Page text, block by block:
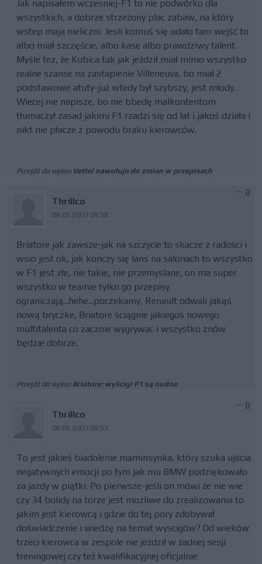
Jak napisałem wczesniej-F1 to nie podwórko dla
wszystkich, a dobrze strzeżony plac zabaw, na który
wstep maja nieliczni. Jesli komuś się udało tam wejść to
albo miał szczęście, albo kase albo prawdziwy talent.
Myśle tez, że Kubica tak jak jeździł miał mimo wszystko
realne szanse na zastapienie Villeneuva, bo miał 2
podstawowe atuty-już wtedy był szybszy, jest młody.
Wiecej nie napisze, bo nie bbedę malkontentom
tłumaczył zasad jakimi F1 rzadzi się od lat i jakoś działa i
nikt nie płacze z powodu braku kierowców.
Przejdź do wpisu Vettel nawołuje do zmian w przepisach
Thrillco
08.05.2007 09:58
0
Briatore jak zawsze-jak na szczycie to skacze z radości i
wsio jest ok, jak konczy się lans na salonach to wszystko
w F1 jest złe, nie takie, nie przemyslane, on ma super
wszystko w teamie tylko go przepisy
ograniczają...hehe...poczekamy, Renault odwali jakąś
nową bryczke, Briatore ściągnie jakiegoś nowego
multitalenta co zacznie wygrywac i wszystko znów
będzie dobrze.
Przejdź do wpisu Briatore: wyścigi F1 są nudne
Thrillco
08.05.2007 09:53
0
To jest jakieś biadolenie maminsynka, który szuka ujścia
negatywnych emocji po tym jak mu BMW podziękowało
za jazdy w piątki. Po pierwsze-jeśli on mówi że nie wie
czy 34 bolidy na torze jest mozliwe do zrealizowania to
jakim jest kierowcą i gdzie do tej pory zdobywał
doświadczenie i wiedzę na temat wyscigów? Od wieków
trzeci kierowca w zespole nie jeździł w żadnej sesji
treningowej czy też kwalifikacyjnej oficjalnie